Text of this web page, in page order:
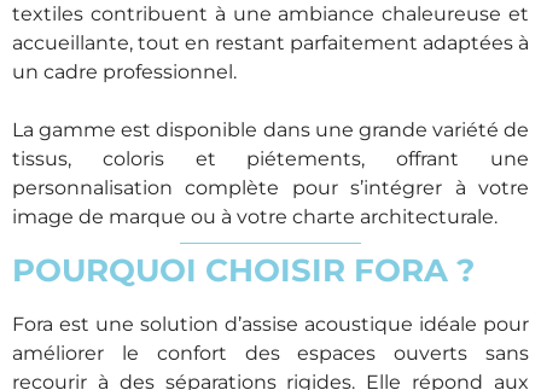
textiles contribuent à une ambiance chaleureuse et
accueillante, tout en restant parfaitement adaptées à
un cadre professionnel.
La gamme est disponible dans une grande variété de
tissus, coloris et piétements, offrant une
personnalisation complète pour s’intégrer à votre
image de marque ou à votre charte architecturale.
POURQUOI CHOISIR FORA ?
Fora est une solution d’assise acoustique idéale pour
améliorer le confort des espaces ouverts sans
recourir à des séparations rigides. Elle répond aux